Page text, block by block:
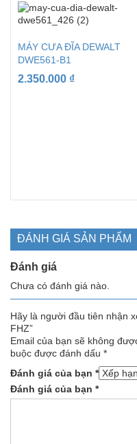
MÁY CƯA ĐĨA DEWALT
DWE561-B1
2.350.000 ₫
ĐÁNH GIÁ SẢN PHẨM
Đánh giá
Chưa có đánh giá nào.
Hãy là người đầu tiên nhận
FHZ”
Email của bạn sẽ không
buộc được đánh dấu *
Đánh giá của bạn *
Đánh giá của bạn *